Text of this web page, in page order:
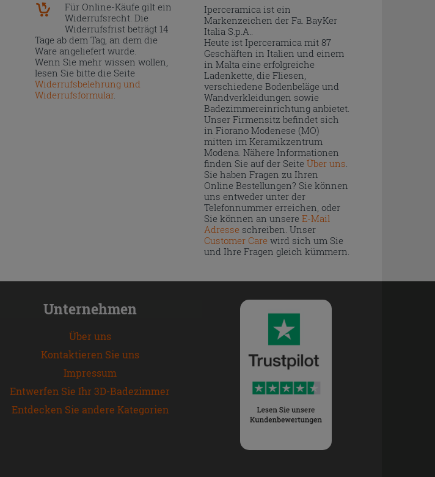
Für Online-Käufe gilt ein
Widerrufsrecht. Die
Widerrufsfrist beträgt 14
Tage ab dem Tag, an dem die
Ware angeliefert wurde.
Wenn Sie mehr wissen wollen,
lesen Sie bitte die Seite
Widerrufsbelehrung und
Widerrufsformular.
Iperceramica ist ein
Markenzeichen der Fa. BayKer
Italia S.p.A..
Heute ist Iperceramica mit 87
Geschäften in Italien und einem
in Malta eine erfolgreiche
Ladenkette, die Fliesen,
verschiedene Bodenbeläge und
Wandverkleidungen sowie
Badezimmereinrichtung anbietet.
Unser Firmensitz befindet sich
in Fiorano Modenese (MO)
mitten im Keramikzentrum
Modena. Nähere Informationen
finden Sie auf der Seite Über uns.
Sie haben Fragen zu Ihren
Online Bestellungen? Sie können
uns entweder unter der
Telefonnummer erreichen, oder
Sie können an unsere E-Mail
Adresseschreiben. Unser
Customer Carewird sich um Sie
und Ihre Fragen gleich kümmern.
Unternehmen
Über uns
Kontaktieren Sie uns
Impressum
Entwerfen Sie Ihr 3D-Badezimmer
Entdecken Sie andere Kategorien